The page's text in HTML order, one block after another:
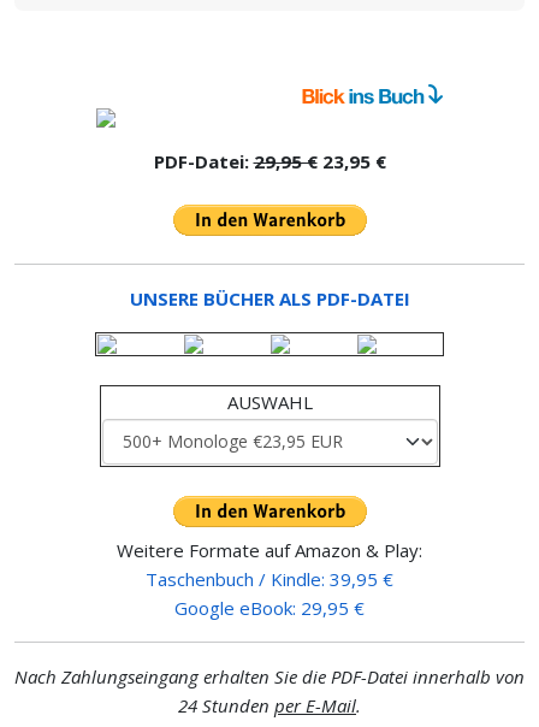
PDF-Datei:29,95 €23,95 €
UNSERE BÜCHER ALS PDF-DATEI
AUSWAHL
Weitere Formate auf Amazon & Play:
Taschenbuch / Kindle: 39,95 €
Google eBook: 29,95 €
Nach Zahlungseingang erhalten Sie die PDF-Datei innerhalb von
24 Stunden per E-Mail.